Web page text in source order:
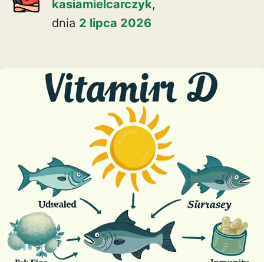
kasiamielcarczyk,
dnia 2 lipca 2026